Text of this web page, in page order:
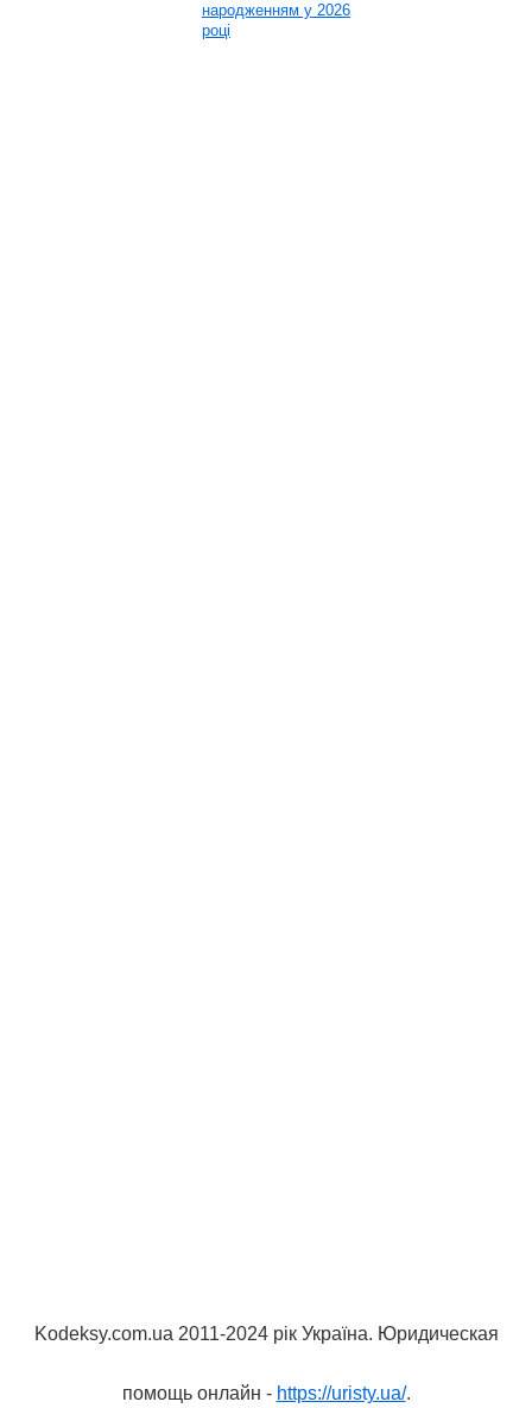
народженням у 2026
році
Kodeksy.com.ua 2011-2024 рік Україна. Юридическая
помощь онлайн - https://uristy.ua/.